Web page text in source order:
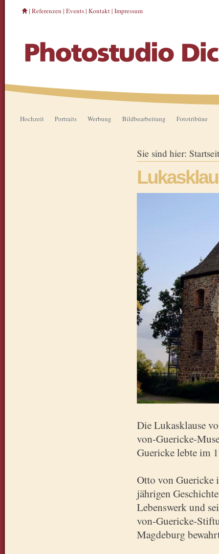
| Referenzen | Events| Kontakt| Impressum
Hochzeit Portraits Werbung Bildbearbeitung Fototribüne
Sie sind hier:
Die Lukasklause
von-Guericke-
Guericke lebte im
Otto von Guericke
jährigen
Lebenswerk und
von-Guericke-
Magdeburg